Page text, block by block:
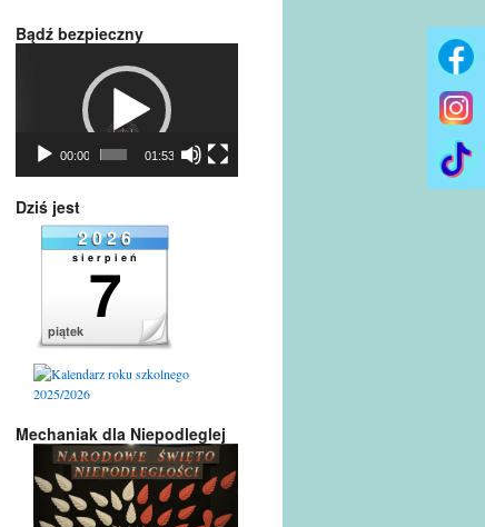
Bądź bezpieczny
00:00 01:53
Dziś jest
Mechaniak dla Niepodleglej